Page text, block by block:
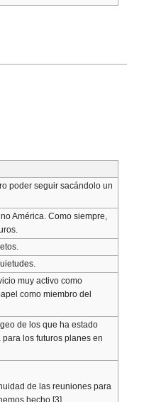
poder seguir sacándolo un
América. Como siempre,
muy activo como
como miembro del
de los que ha estado
los futuros planes en
de las reuniones para
hecho [3]